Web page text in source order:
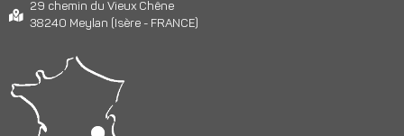
29 chemin du Vieux Chêne
38240 Meylan (Isère - FRANCE)